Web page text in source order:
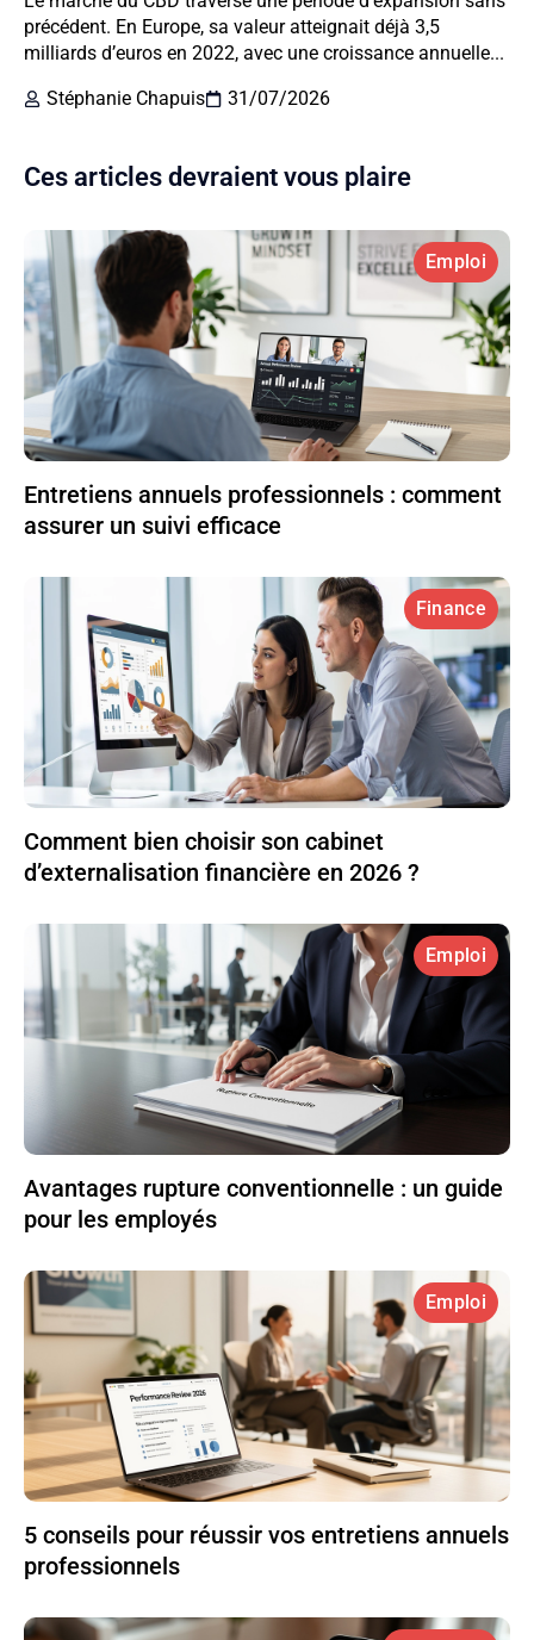
précédent. En Europe, sa valeur atteignait déjà 3,5
milliards d’euros en 2022, avec une croissance annuelle...
Stéphanie Chapuis
31/07/2026
Ces articles devraient vous plaire
Emploi
Entretiens annuels professionnels : comment
assurer un suivi efficace
Finance
Comment bien choisir son cabinet
d’externalisation financière en 2026 ?
Emploi
Avantages rupture conventionnelle : un guide
pour les employés
Emploi
5 conseils pour réussir vos entretiens annuels
professionnels